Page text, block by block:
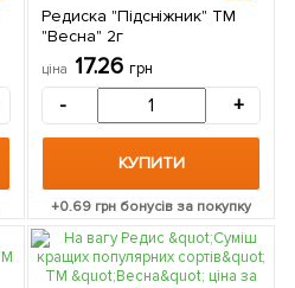
Редиска "Підсніжник" ТМ
"Весна" 2г
ціна 17.26 грн
- +
КУПИТИ
+0.69 грн бонусів за покупку